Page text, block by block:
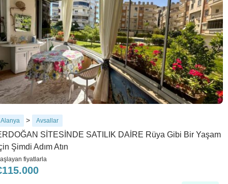
Alanya > Avsallar
SİTESİNDE SATILIK DAİRE Rüya Gibi Bir Yaşam
Şimdi Adım Atın
fiyatlarla
115.000